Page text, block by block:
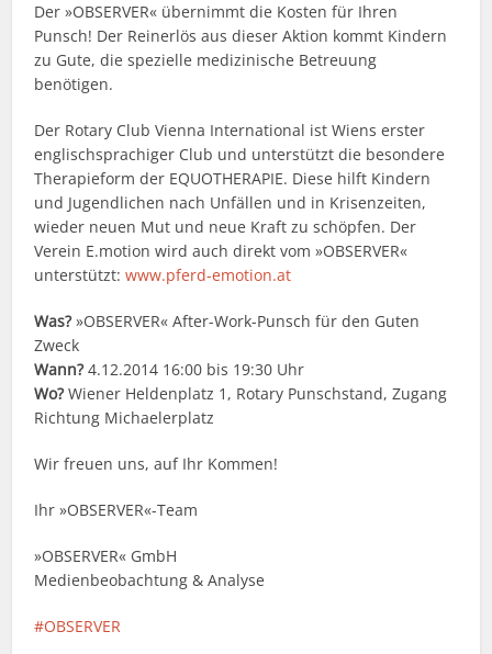
Der »OBSERVER« übernimmt die Kosten für Ihren
Punsch! Der Reinerlös aus dieser Aktion kommt Kindern
zu Gute, die spezielle medizinische Betreuung
benötigen.
Der Rotary Club Vienna International ist Wiens erster
englischsprachiger Club und unterstützt die besondere
Therapieform der EQUOTHERAPIE. Diese hilft Kindern
und Jugendlichen nach Unfällen und in Krisenzeiten,
wieder neuen Mut und neue Kraft zu schöpfen. Der
Verein E.motion wird auch direkt vom »OBSERVER«
unterstützt:www.pferd-emotion.at
Was?»OBSERVER« After-Work-Punsch für den Guten
Zweck
Wann?4.12.2014 16:00 bis 19:30 Uhr
Wo?Wiener Heldenplatz 1, Rotary Punschstand, Zugang
Richtung Michaelerplatz
Wir freuen uns, auf Ihr Kommen!
Ihr »OBSERVER«-Team
»OBSERVER« GmbH
Medienbeobachtung & Analyse
OBSERVER